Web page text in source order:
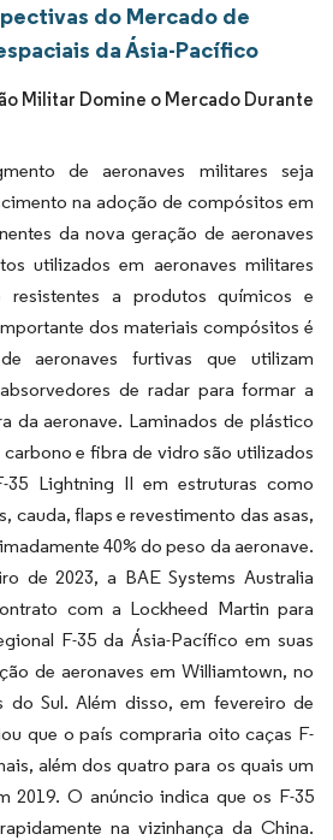
do Mercado de
da Ásia-Pacífico
Militar Domine o Mercado Durante
de aeronaves militares seja
na adoção de compósitos em
da nova geração de aeronaves
utilizados em aeronaves militares
resistentes a produtos químicos e
dos materiais compósitos é
aeronaves furtivas que utilizam
de radar para formar a
da aeronave. Laminados de plástico
e fibra de vidro são utilizados
35 Lightning II em estruturas como
cauda, flaps e revestimento das asas,
40% do peso da aeronave.
de 2023, a BAE Systems Australia
com a Lockheed Martin para
F-35 da Ásia-Pacífico em suas
de aeronaves em Williamtown, no
do Sul. Além disso, em fevereiro de
que o país compraria oito caças F-
além dos quatro para os quais um
2019. O anúncio indica que os F-35
na vizinhança da China.